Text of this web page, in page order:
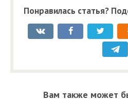
Понравилась статья?
Вам также может